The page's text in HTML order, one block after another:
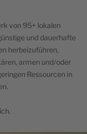
von 95+ lokalen
und dauerhafte
herbeizuführen,
armen und/oder
Ressourcen in